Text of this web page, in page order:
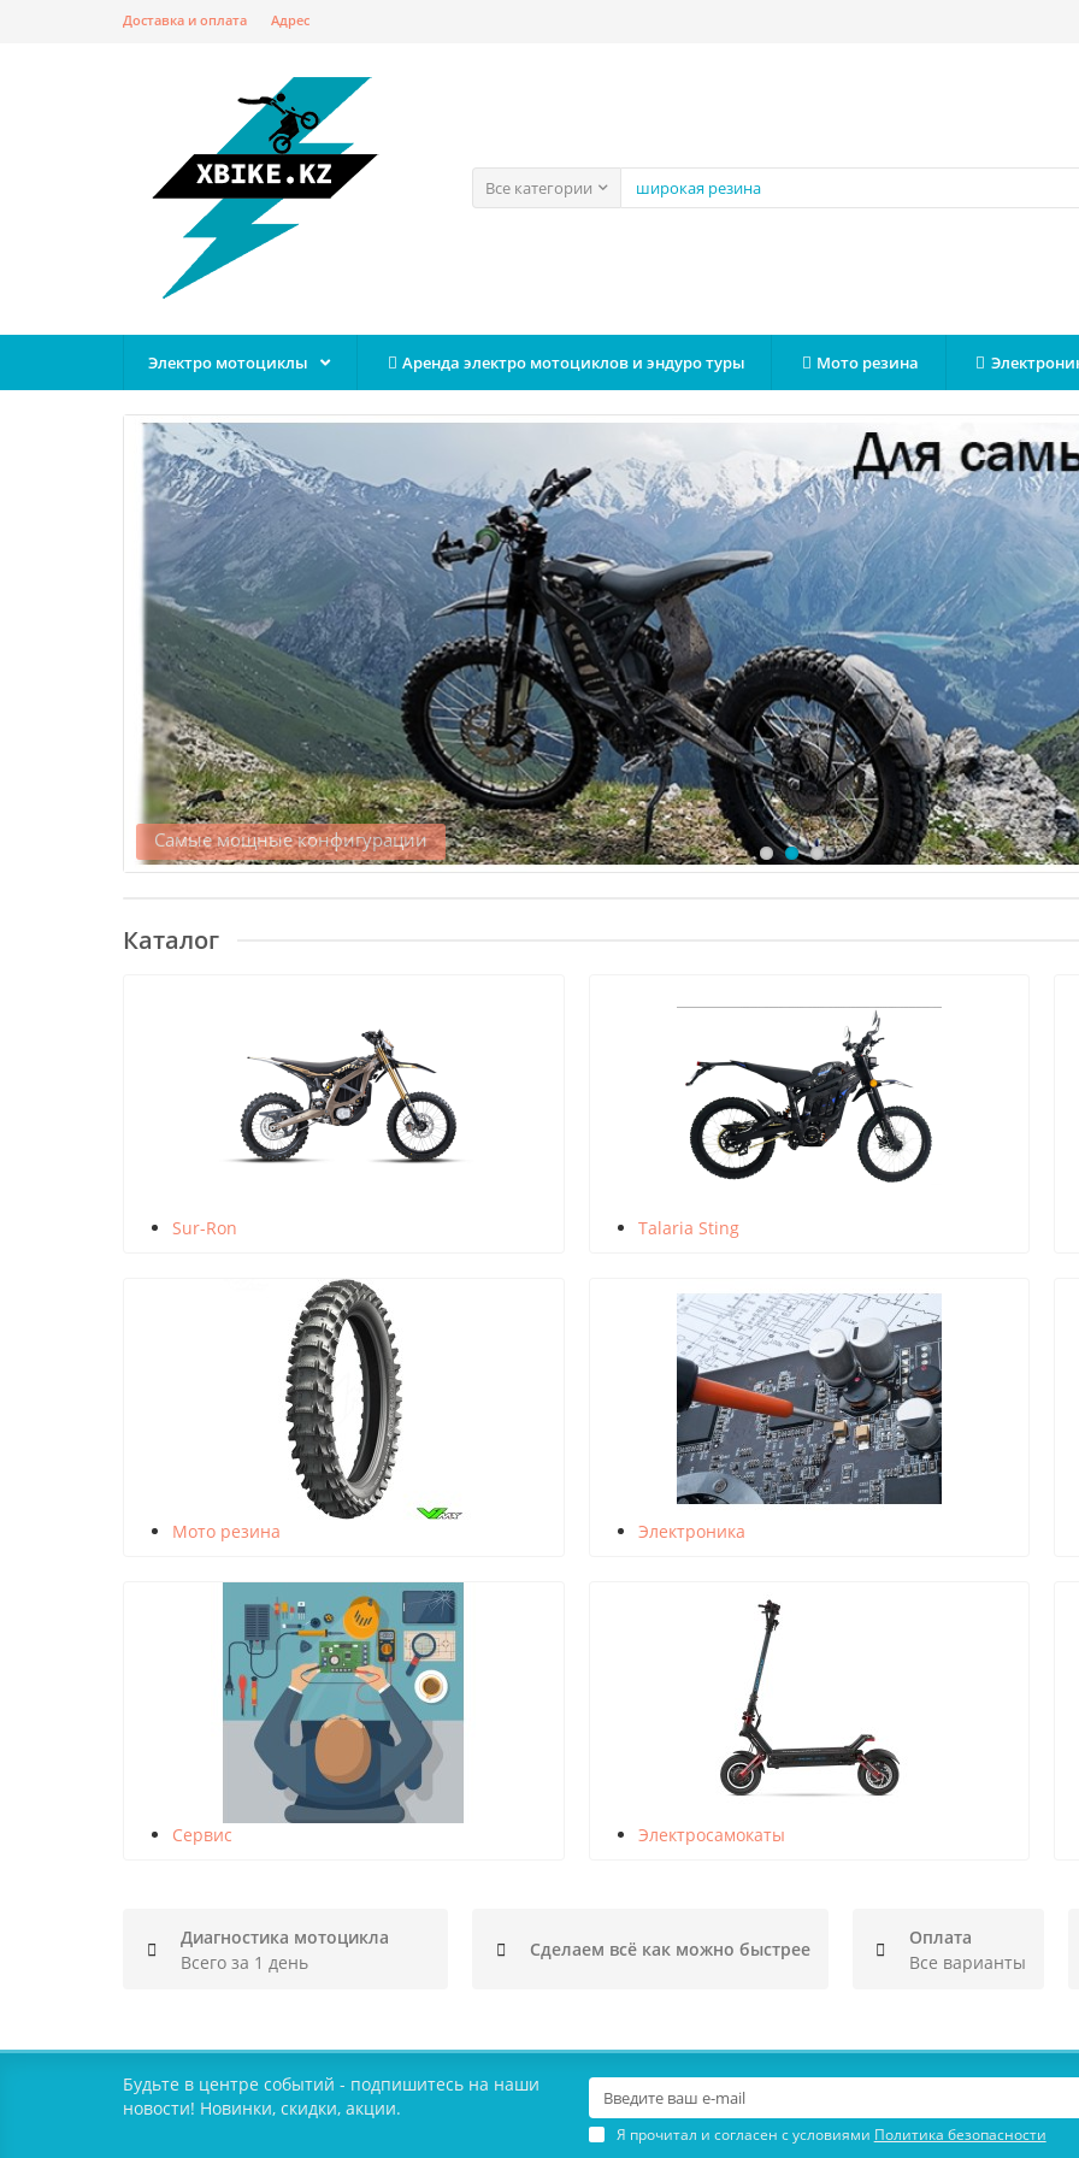
Доставка и оплата Адрес
Все категории
Электро мотоциклы Аренда электро мотоциклов и эндуро туры Мото резина
Едет там, где другие ходят
Каталог
Sur-Ron Talaria Sting
Мото резина Электроника
Сервис Электросамокаты
Диагностика мотоцикла
Всего за 1 день
Сделаем всё как можно быстрее
Оплата
Все варианты
Будьте в центре событий - подпишитесь на наши
новости! Новинки, скидки, акции.
Я прочитал и согласен с условиями Политика безопасности